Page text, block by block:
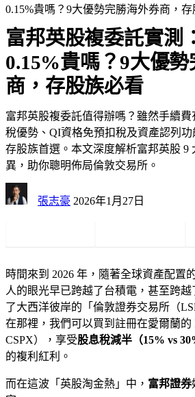
0.15%貴嗎？9大優勢完勝海外券商，
富邦英股複委託實測
0.15%貴嗎？9大優
商，存股族必看
富邦英股複委託值得辦嗎？雖然手續
稅優勢、QI資格免預扣稅及資產認列
存股族首選。本文深度解析富邦英股 9
異，助你聰明佈局倫敦交易所。
張志豪 2026年1月27日
時間來到 2026 年，隨著全球資產配置
人的眼光早已跨越了台積電，甚至跨
了大西洋彼岸的「倫敦證券交易所（
在那裡，我們可以買到註冊在愛爾蘭的
CSPX），享受股息稅減半（15% vs
的複利紅利。
而在這波「英股淘金熱」中， 富邦證券